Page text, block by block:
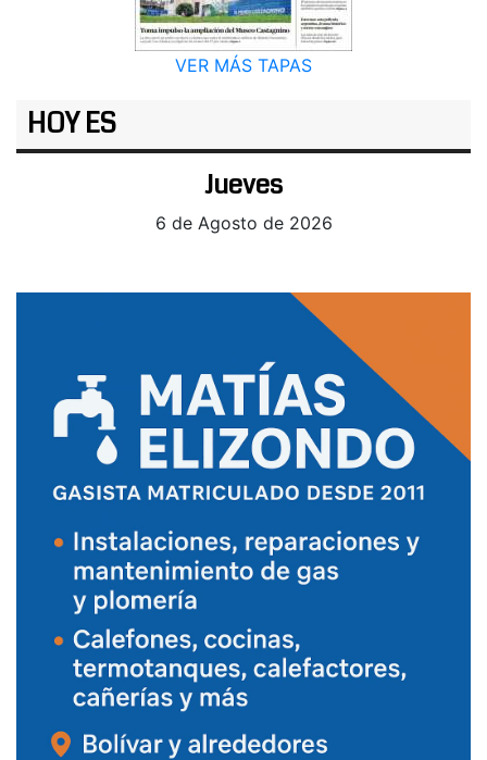
VER MÁS TAPAS
HOY ES
Jueves
6 de Agosto de 2026